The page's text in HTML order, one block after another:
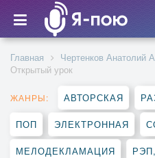
Главная Чертенков Анатолий
Открытый урок
ЖАНРЫ: АВТОРСКАЯ
ПОП ЭЛЕКТРОННАЯ
МЕЛОДЕКЛАМАЦИЯ